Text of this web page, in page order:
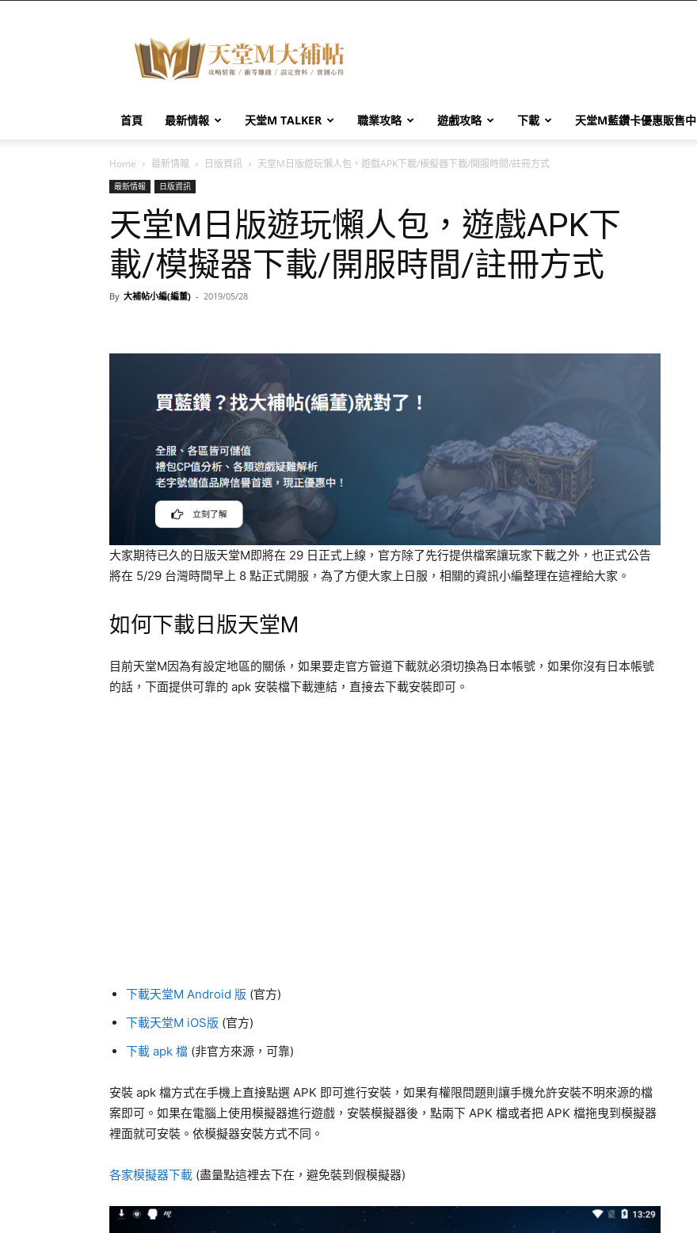
堂
M
大
帖
首頁 最新情報 天堂M TALKER 職業攻略 遊戲攻略 下載 天堂M藍鑽卡優惠販售中
Home 最新情報 日版資訊 天堂M日版遊玩懶人包，遊戲APK下載/模擬器下載/開服時間/註冊方式
最新情報 日版資訊
天堂M日版遊玩懶人包，遊戲APK下
載/模擬器下載/開服時間/註冊方式
By 大補帖小編(編董) - 2019/05/28
大家期待已久的日版天堂M即將在 29 日正式上線，官方除了先行提供檔案讓玩家下載之外，也正式公告
將在 5/29 台灣時間早上 8 點正式開服，為了方便大家上日服，相關的資訊小編整理在這裡給大家。
如何下載日版天堂M
目前天堂M因為有設定地區的關係，如果要走官方管道下載就必須切換為日本帳號，如果你沒有日本帳號
的話，下面提供可靠的 apk 安裝檔下載連結，直接去下載安裝即可。
下載天堂M Android 版 (官方)
下載天堂M iOS版 (官方)
下載 apk 檔 (非官方來源，可靠)
安裝 apk 檔方式在手機上直接點選 APK 即可進行安裝，如果有權限問題則讓手機允許安裝不明來源的檔
案即可。如果在電腦上使用模擬器進行遊戲，安裝模擬器後，點兩下 APK 檔或者把 APK 檔拖曳到模擬器
裡面就可安裝。依模擬器安裝方式不同。
各家模擬器下載 (盡量點這裡去下在，避免裝到假模擬器)